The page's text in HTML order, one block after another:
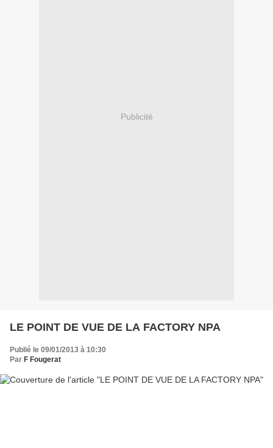
Publicité
LE POINT DE VUE DE LA FACTORY NPA
Publié le 09/01/2013 à 10:30
Par F Fougerat